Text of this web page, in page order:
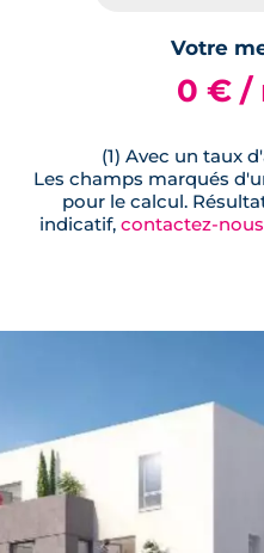
Votre
0 € /
(1) Avec un taux
Les champs marqués
pour le calcul.
indicatif, contactez-nous